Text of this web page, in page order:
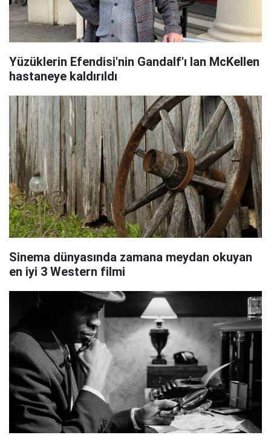
Yüzüklerin Efendisi'nin Gandalf'ı Ian McKellen
hastaneye kaldırıldı
Sinema dünyasında zamana meydan okuyan
en iyi 3 Western filmi